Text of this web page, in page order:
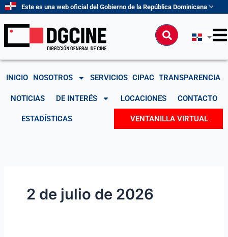
contenido
Este es una web oficial del Gobierno de la República Dominicana
Buscar
INICIO NOSOTROS SERVICIOS CIPAC TRANSPARENCIA
NOTICIAS DE INTERÉS LOCACIONES CONTACTO
ESTADÍSTICAS VENTANILLA VIRTUAL
2 de julio de 2026